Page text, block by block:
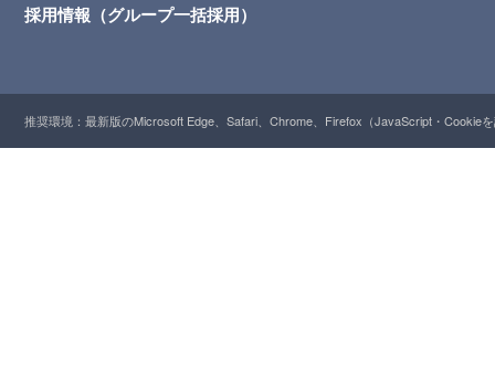
採用情報（グループ一括採用）
推奨環境：最新版のMicrosoft Edge、Safari、Chrome、Firefox（JavaScript・Cookie